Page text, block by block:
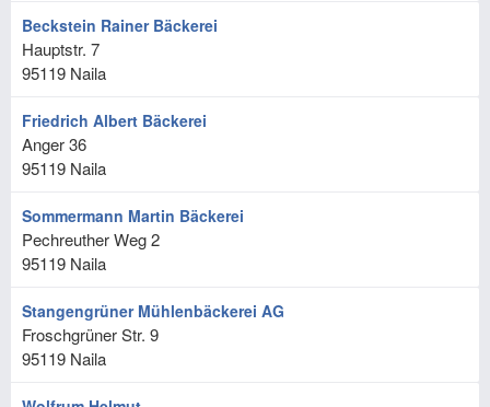
Beckstein Rainer Bäckerei
Hauptstr. 7
95119 Naila
Friedrich Albert Bäckerei
Anger 36
95119 Naila
Sommermann Martin Bäckerei
Pechreuther Weg 2
95119 Naila
Stangengrüner Mühlenbäckerei AG
Froschgrüner Str. 9
95119 Naila